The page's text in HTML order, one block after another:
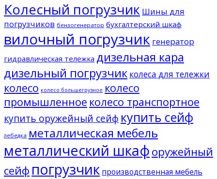
Колесный погрузчик Шины для
погрузчиков бензогенератор бухгалтерский шкаф
вилочный погрузчик генератор
гидравлическая тележка дизельная кара
дизельный погрузчик колеса для тележки
колесо колесо большегрузное колесо
промышленное колесо транспортное
купить оружейный сейф купить сейф
лебедка металлическая мебель
металлический шкафоружейный
сейф погрузчик производственная мебель